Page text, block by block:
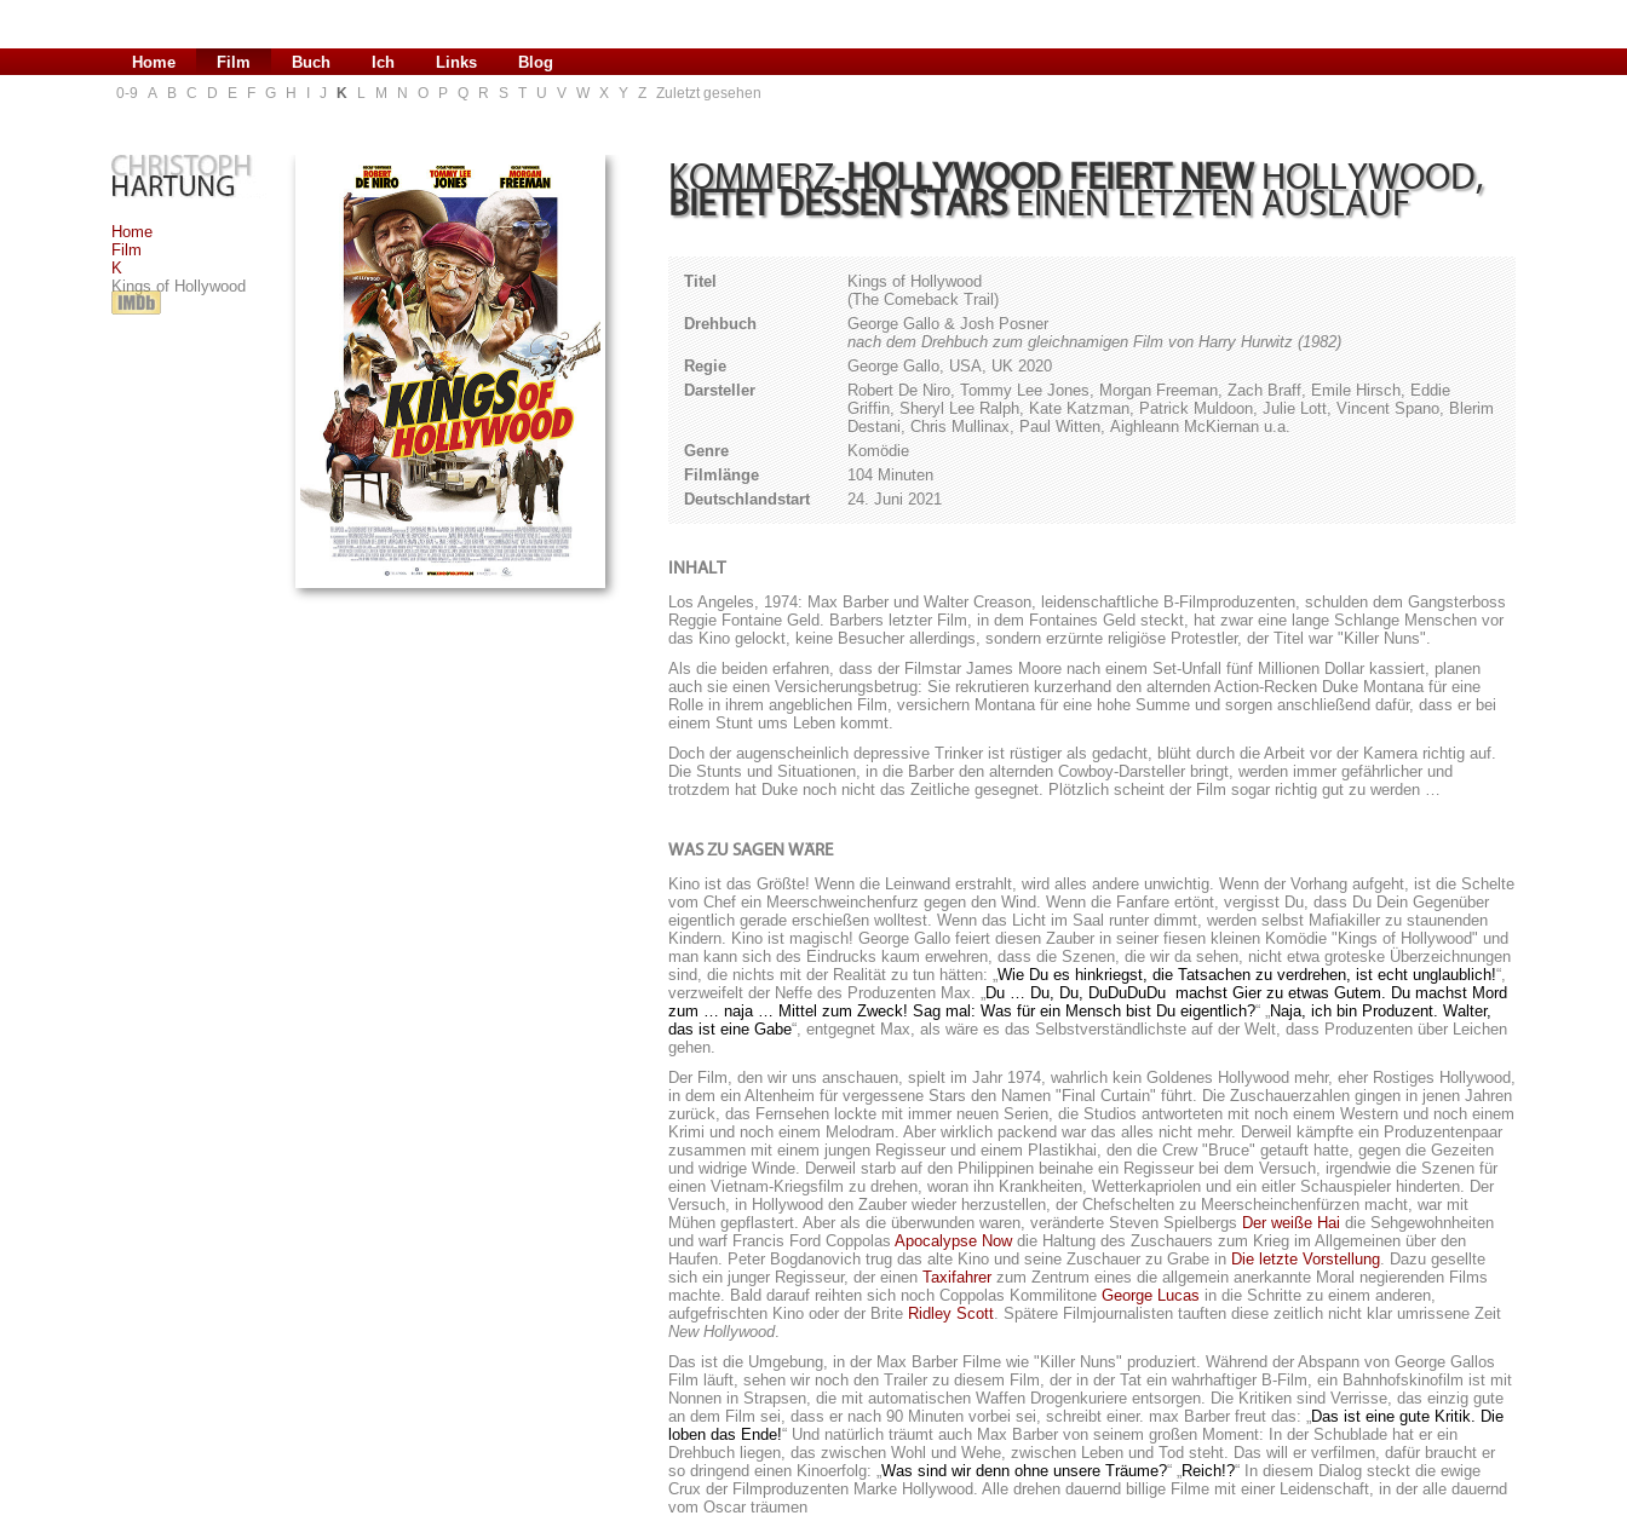
Home Film Buch Ich Links Blog
0-9 A B C D E F G H J K L M N O P Q R S T U V W X Y Z Zuletzt gesehen
Home
Film
K
Kings of Hollywood
KOMMERZ-HOLLYWOOD FEIERT NEWHOLLYWOOD,
BIETET DESSEN STARSEINEN LETZTEN AUSLAUF
Titel
Kings of Hollywood
(The Comeback Trail)
Drehbuch
George Gallo & Josh Posner
nach dem Drehbuch zum gleichnamigen Film von Harry Hurwitz (1982)
Regie
George Gallo, USA, UK 2020
Darsteller
Robert De Niro, Tommy Lee Jones, Morgan Freeman, Zach Braff, Emile Hirsch, Eddie
Griffin, Sheryl Lee Ralph, Kate Katzman, Patrick Muldoon, Julie Lott, Vincent Spano, Blerim
Destani, Chris Mullinax, Paul Witten, Aighleann McKiernan u.a.
Genre
Komödie
Filmlänge
104 Minuten
Deutschlandstart
24. Juni 2021
INHALT
Los Angeles, 1974: Max Barber und Walter Creason, leidenschaftliche B-Filmproduzenten, schulden dem Gangsterboss
Reggie Fontaine Geld. Barbers letzter Film, in dem Fontaines Geld steckt, hat zwar eine lange Schlange Menschen vor
das Kino gelockt, keine Besucher allerdings, sondern erzürnte religiöse Protestler, der Titel war "Killer Nuns".
Als die beiden erfahren, dass der Filmstar James Moore nach einem Set-Unfall fünf Millionen Dollar kassiert, planen
auch sie einen Versicherungsbetrug: Sie rekrutieren kurzerhand den alternden Action-Recken Duke Montana für eine
Rolle in ihrem angeblichen Film, versichern Montana für eine hohe Summe und sorgen anschließend dafür, dass er bei
einem Stunt ums Leben kommt.
Doch der augenscheinlich depressive Trinker ist rüstiger als gedacht, blüht durch die Arbeit vor der Kamera richtig auf.
Die Stunts und Situationen, in die Barber den alternden Cowboy-Darsteller bringt, werden immer gefährlicher und
trotzdem hat Duke noch nicht das Zeitliche gesegnet. Plötzlich scheint der Film sogar richtig gut zu werden …
WAS ZU SAGEN WÄRE
Kino ist das Größte! Wenn die Leinwand erstrahlt, wird alles andere unwichtig. Wenn der Vorhang aufgeht, ist die Schelte
vom Chef ein Meerschweinchenfurz gegen den Wind. Wenn die Fanfare ertönt, vergisst Du, dass Du Dein Gegenüber
eigentlich gerade erschießen wolltest. Wenn das Licht im Saal runter dimmt, werden selbst Mafiakiller zu staunenden
Kindern. Kino ist magisch! George Gallo feiert diesen Zauber in seiner fiesen kleinen Komödie "Kings of Hollywood" und
man kann sich des Eindrucks kaum erwehren, dass die Szenen, die wir da sehen, nicht etwa groteske Überzeichnungen
sind, die nichts mit der Realität zu tun hätten: „Wie Du es hinkriegst, die Tatsachen zu verdrehen, ist echt unglaublich!“,
verzweifelt der Neffe des Produzenten Max. „Du … Du, Du, DuDuDuDu machst Gier zu etwas Gutem. Du machst Mord
zum … naja … Mittel zum Zweck! Sag mal: Was für ein Mensch bist Du eigentlich?“ „Naja, ich bin Produzent. Walter,
das ist eine Gabe“, entgegnet Max, als wäre es das Selbstverständlichste auf der Welt, dass Produzenten über Leichen
gehen.
Der Film, den wir uns anschauen, spielt im Jahr 1974, wahrlich kein Goldenes Hollywood mehr, eher Rostiges Hollywood,
in dem ein Altenheim für vergessene Stars den Namen "Final Curtain" führt. Die Zuschauerzahlen gingen in jenen Jahren
zurück, das Fernsehen lockte mit immer neuen Serien, die Studios antworteten mit noch einem Western und noch einem
Krimi und noch einem Melodram. Aber wirklich packend war das alles nicht mehr. Derweil kämpfte ein Produzentenpaar
zusammen mit einem jungen Regisseur und einem Plastikhai, den die Crew "Bruce" getauft hatte, gegen die Gezeiten
und widrige Winde. Derweil starb auf den Philippinen beinahe ein Regisseur bei dem Versuch, irgendwie die Szenen für
einen Vietnam-Kriegsfilm zu drehen, woran ihn Krankheiten, Wetterkapriolen und ein eitler Schauspieler hinderten. Der
Versuch, in Hollywood den Zauber wieder herzustellen, der Chefschelten zu Meerscheinchenfürzen macht, war mit
Mühen gepflastert. Aber als die überwunden waren, veränderte Steven Spielbergs Der weiße Hai die Sehgewohnheiten
und warf Francis Ford Coppolas Apocalypse Nowdie Haltung des Zuschauers zum Krieg im Allgemeinen über den
Haufen. Peter Bogdanovich trug das alte Kino und seine Zuschauer zu Grabe in Die letzte Vorstellung. Dazu gesellte
sich ein junger Regisseur, der einen Taxifahrerzum Zentrum eines die allgemein anerkannte Moral negierenden Films
machte. Bald darauf reihten sich noch Coppolas Kommilitone George Lucas in die Schritte zu einem anderen,
aufgefrischten Kino oder der Brite Ridley Scott. Spätere Filmjournalisten tauften diese zeitlich nicht klar umrissene Zeit
New Hollywood.
Das ist die Umgebung, in der Max Barber Filme wie "Killer Nuns" produziert. Während der Abspann von George Gallos
Film läuft, sehen wir noch den Trailer zu diesem Film, der in der Tat ein wahrhaftiger B-Film, ein Bahnhofskinofilm ist mit
Nonnen in Strapsen, die mit automatischen Waffen Drogenkuriere entsorgen. Die Kritiken sind Verrisse, das einzig gute
an dem Film sei, dass er nach 90 Minuten vorbei sei, schreibt einer. max Barber freut das: „Das ist eine gute Kritik. Die
loben das Ende!“ Und natürlich träumt auch Max Barber von seinem großen Moment: In der Schublade hat er ein
Drehbuch liegen, das zwischen Wohl und Wehe, zwischen Leben und Tod steht. Das will er verfilmen, dafür braucht er
so dringend einen Kinoerfolg: „Was sind wir denn ohne unsere Träume?“ „Reich!?“ In diesem Dialog steckt die ewige
Crux der Filmproduzenten Marke Hollywood. Alle drehen dauernd billige Filme mit einer Leidenschaft, in der alle dauernd
vom Oscar träumen